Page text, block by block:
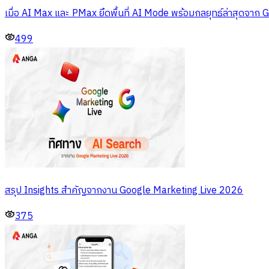
เมื่อ AI Max และ PMax ยึดพื้นที่ AI Mode พร้อมกลยุทธ์ล่าสุดจาก
499
สรุป Insights สำคัญจากงาน Google Marketing Live 2026
375